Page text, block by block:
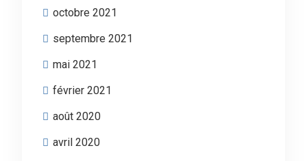
octobre 2021
septembre 2021
mai 2021
février 2021
août 2020
avril 2020